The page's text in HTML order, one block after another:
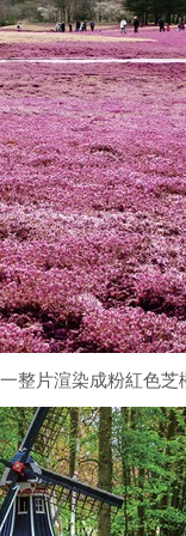
整片渲染成粉紅色芝